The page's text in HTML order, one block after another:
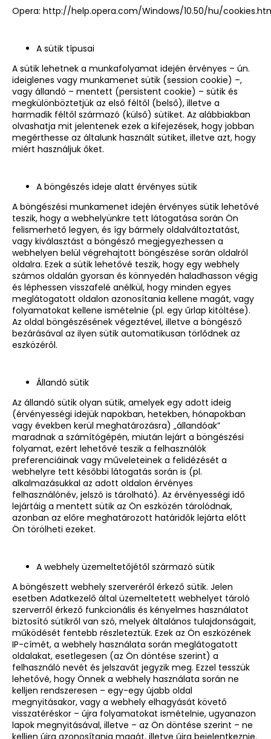
Opera: http://help.opera.com/Windows/10.50/hu/
A sütik típusai
A sütik lehetnek a munkafolyamat idején érvényes – ún.
ideiglenes vagy munkamenet sütik (session cookie) –,
vagy állandó – mentett (persistent cookie) – sütik és
megkülönböztetjük az első féltől (belső), illetve a
harmadik féltől származó (külső) sütiket. Az alábbiakban
olvashatja mit jelentenek ezek a kifejezések, hogy jobban
megérthesse az általunk használt sütiket, illetve azt, hogy
miért használjuk őket.
A böngészés ideje alatt érvényes sütik
A böngészési munkamenet idején érvényes sütik lehetővé
teszik, hogy a webhelyünkre tett látogatása során Ön
felismerhető legyen, és így bármely oldalváltoztatást,
vagy kiválasztást a böngésző megjegyezhessen a
webhelyen belül végrehajtott böngészése során oldalról
oldalra. Ezek a sütik lehetővé teszik, hogy egy webhely
számos oldalán gyorsan és könnyedén haladhasson végig
és léphessen visszafelé anélkül, hogy minden egyes
meglátogatott oldalon azonosítania kellene magát, vagy
folyamatokat kellene ismételnie (pl. egy űrlap kitöltése).
Az oldal böngészésének végeztével, illetve a böngésző
bezárásával az ilyen sütik automatikusan törlődnek az
eszközéről.
Állandó sütik
Az állandó sütik olyan sütik, amelyek egy adott ideig
(érvényességi idejük napokban, hetekben, hónapokban
vagy években kerül meghatározásra) „állandóak”
maradnak a számítógépén, miután lejárt a böngészési
folyamat, ezért lehetővé teszik a felhasználók
preferenciáinak vagy műveleteinek a felidézését a
webhelyre tett későbbi látogatás során is (pl.
alkalmazásukkal az adott oldalon érvényes
felhasználónév, jelszó is tárolható). Az érvényességi idő
lejártáig a mentett sütik az Ön eszközén tárolódnak,
azonban az előre meghatározott határidők lejárta előtt
Ön törölheti ezeket.
A webhely üzemeltetőjétől származó sütik
A böngészett webhely szerveréről érkező sütik. Jelen
esetben Adatkezelő által üzemeltetett webhelyet tároló
szerverről érkező funkcionális és kényelmes használatot
biztosító sütikről van szó, melyek általános tulajdonságait,
működését fentebb részleteztük. Ezek az Ön eszközének
IP-címét, a webhely használata során meglátogatott
oldalakat, esetlegesen (az Ön döntése szerint) a
felhasználó nevét és jelszavát jegyzik meg. Ezzel tesszük
lehetővé, hogy Önnek a webhely használata során ne
kelljen rendszeresen – egy-egy újabb oldal
megnyitásakor, vagy a webhely elhagyását követő
visszatéréskor – újra folyamatokat ismételnie, ugyanazon
lapok megnyitásával, illetve – az Ön döntése szerint – ne
kelljen újra azonosítania magát, illetve újra bejelentkeznie.